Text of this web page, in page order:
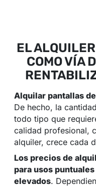
EL
COMO VÍA
Alquilar pantallas
De hecho, la
todo tipo que
calidad profesional,
alquiler, crece cada
Los precios de
para usos
elevados.